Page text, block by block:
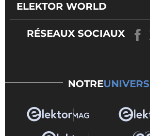
ELEKTOR WORLD
RÉSEAUX SOCIAUX
NOTREUNIVERS